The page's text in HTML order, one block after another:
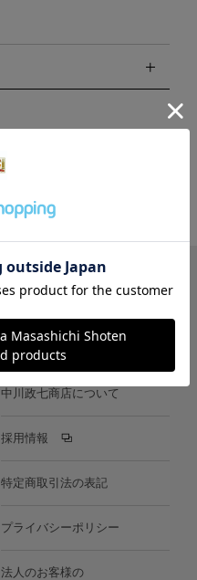
Facebook メールマガジン
中川政七商店について
採用情報
特定商取引法の表記
プライバシーポリシー
法人のお客様の